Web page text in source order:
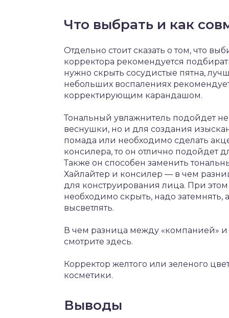
Что выбрать и как
Отдельно стоит сказать о том, что
корректора рекомендуется
нужно скрыть сосудистые пятна,
небольших воспалениях
корректирующим карандашом.
Тональный увлажнитель подойдет
веснушки, но и для создания
помада или необходимо сделать
консилера, то он отлично подойдет
Также он способен заменить
Хайлайтер и консилер — в чем
для конструирования лица. При
необходимо скрыть, надо
высветлять.
В чем разница между «компанией»
смотрите здесь.
Корректор желтого или зеленого
косметики.
Выводы